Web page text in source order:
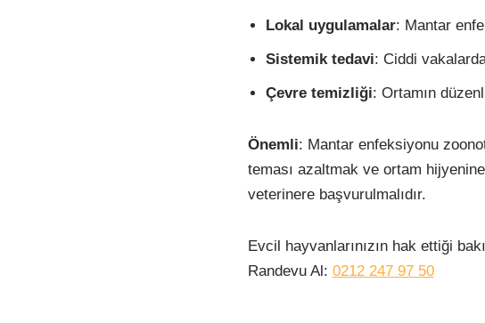
Lokal uygulamalar: Mantar
Sistemik tedavi: Ciddi
Çevre temizliği: Ortamın
Önemli: Mantar enfeksiyonu
teması azaltmak ve ortam
veterinere başvurulmalıdır.
Evcil hayvanlarınızın hak ettiği
Randevu Al: 0212 247 97 50